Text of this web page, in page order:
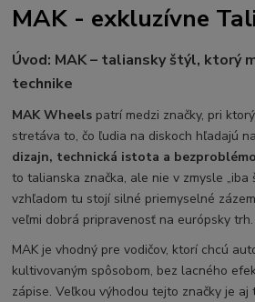
MAK - exkluzívne
Úvod: MAK – taliansky štýl, ktorý
technike
MAK Wheels patrí medzi značky, pri
stretáva to, čo ľudia na diskoch hľadajú
dizajn, technická istota a
to talianska značka, ale nie v zmysle „iba
vzhľadom tu stojí silné priemyselné
veľmi dobrá pripravenosť na európsky trh.
MAK je vhodný pre vodičov, ktorí chcú
kultivovaným spôsobom, bez lacného
zápise. Veľkou výhodou tejto značky je aj